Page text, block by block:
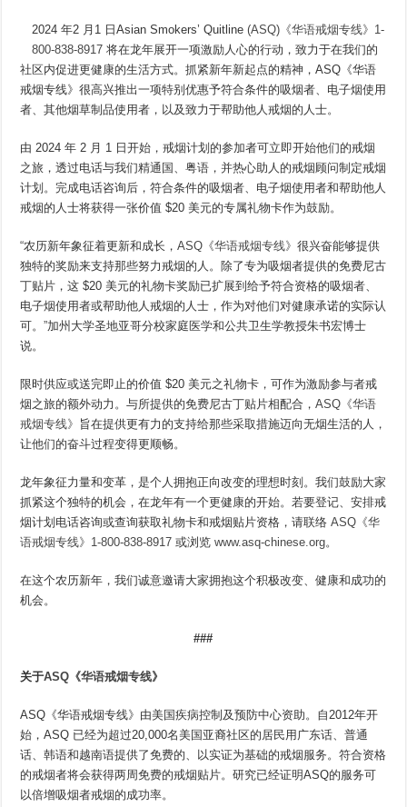
2024 年2 月1 日Asian Smokers’ Quitline(ASQ)《华语戒烟专线》 1-
800-838-8917 将在龙年展开一项激励人心的行动，致力于在我们的
社区内促进更健康的生活方式。抓紧新年新起点的精神，ASQ《华语
戒烟专线》很高兴推出一项特别优惠予符合条件的吸烟者、电子烟使用
者、其他烟草制品使用者，以及致力于帮助他人戒烟的人士。
由 2024 年 2 月 1 日开始，戒烟计划的参加者可立即开始他们的戒烟
之旅，透过电话与我们精通国、粤语，并热心助人的戒烟顾问制定戒烟
计划。完成电话咨询后，符合条件的吸烟者、电子烟使用者和帮助他人
戒烟的人士将获得一张价值 $20 美元的专属礼物卡作为鼓励。
“农历新年象征着更新和成长，ASQ《华语戒烟专线》很兴奋能够提供
独特的奖励来支持那些努力戒烟的人。除了专为吸烟者提供的免费尼古
丁贴片，这 $20 美元的礼物卡奖励已扩展到给予符合资格的吸烟者、
电子烟使用者或帮助他人戒烟的人士，作为对他们对健康承诺的实际认
可。”加州大学圣地亚哥分校家庭医学和公共卫生学教授朱书宏博士
说。
限时供应或送完即止的价值 $20 美元之礼物卡，可作为激励参与者戒
烟之旅的额外动力。与所提供的免费尼古丁贴片相配合，ASQ《华语
戒烟专线》 旨在提供更有力的支持给那些采取措施迈向无烟生活的人，
让他们的奋斗过程变得更顺畅。
龙年象征力量和变革，是个人拥抱正向改变的理想时刻。我们鼓励大家
抓紧这个独特的机会，在龙年有一个更健康的开始。若要登记、安排戒
烟计划电话咨询或查询获取礼物卡和戒烟贴片资格，请联络ASQ《华
语戒烟专线》 1-800-838-8917 或浏览www.asq-chinese.org。
在这个农历新年，我们诚意邀请大家拥抱这个积极改变、健康和成功的
机会。
###
关于ASQ《华语戒烟专线》
ASQ《华语戒烟专线》由美国疾病控制及预防中心资助。自2012年开
始，ASQ 已经为超过20,000名美国亚裔社区的居民用广东话、普通
话、韩语和越南语提供了免费的、以实证为基础的戒烟服务。符合资格
的戒烟者将会获得两周免费的戒烟贴片。研究已经证明ASQ的服务可
以倍增吸烟者戒烟的成功率。